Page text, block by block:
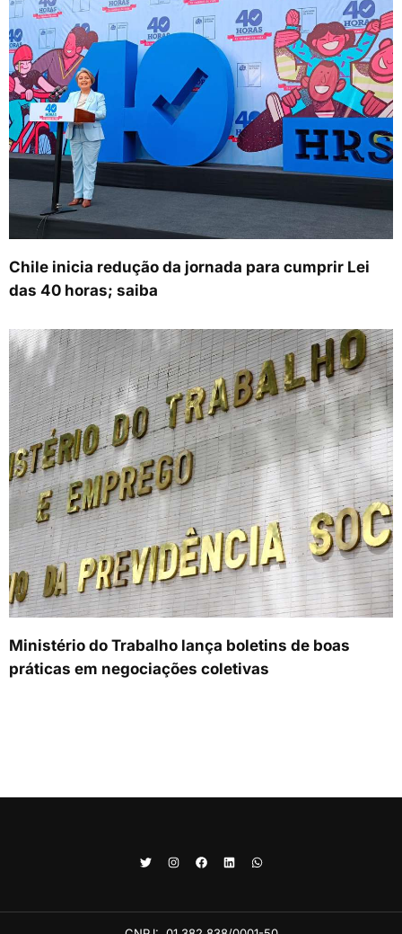
Chile inicia redução da jornada para cumprir Lei
das 40 horas; saiba
Ministério do Trabalho lança boletins de boas
práticas em negociações coletivas